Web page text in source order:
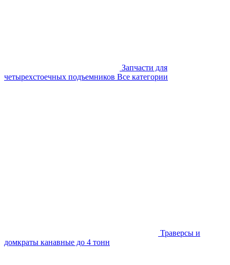
Запчасти для
четырехстоечных подъемников Все категории
Траверсы и
домкраты канавные до 4 тонн